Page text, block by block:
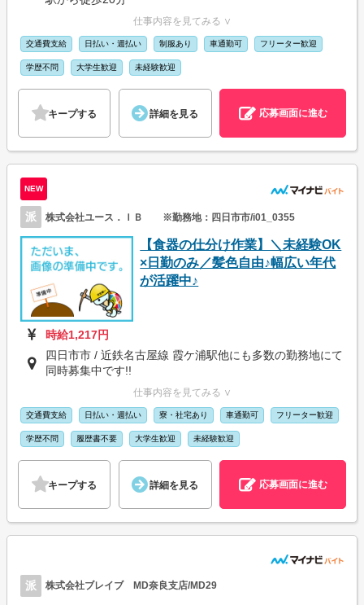
仕事内容を見てみる ∨
交通費支給 日払い・週払い 制服あり 車通勤可 フリーター歓迎
学歴不問 大学生歓迎 未経験歓迎
キープする 詳細を見る 応募画面に進む
NEW
派 株式会社ユース．ＩＢ ※勤務地：四日市市/i01_0355
【食器の仕分け作業】＼未経験OK
×日勤のみ／髪色自由♪幅広い年代
が活躍中♪
時給1,217円
四日市市 / 近鉄名古屋線 霞ケ浦駅他にも多数の勤務地にて
同時募集中です!!
仕事内容を見てみる ∨
交通費支給 日払い・週払い 寮・社宅あり 車通勤可 フリーター歓迎
学歴不問 履歴書不要 大学生歓迎 未経験歓迎
キープする 詳細を見る 応募画面に進む
派 株式会社ブレイブ MD奈良支店/MD29